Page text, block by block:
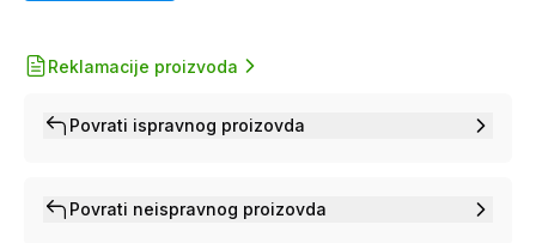
Reklamacije proizvoda
Povrati ispravnog proizovda
Povrati neispravnog proizovda